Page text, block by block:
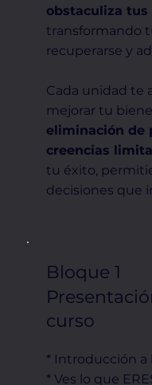
obstaculiza tus
transformando
recuperarse y
Cada unidad te
mejorar tu
eliminación de
creencias
tu éxito,
decisiones que
Bloque 1
curso
* Introducción a
* Ves lo que